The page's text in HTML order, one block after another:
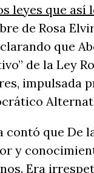
leyes que así
de Rosa
que
de la Ley
impulsada
contó que De
y
Era